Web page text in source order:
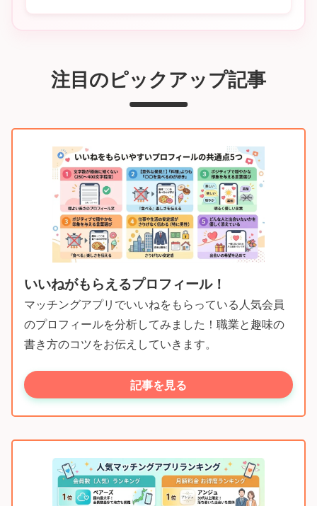
注目のピックアップ記事
いいねがもらえるプロフィール！
マッチングアプリでいいねをもらっている人気会員
のプロフィールを分析してみました！職業と趣味の
書き方のコツをお伝えしていきます。
記事を見る